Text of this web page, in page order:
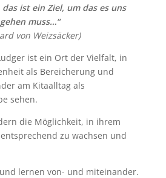
ist ein Ziel, um das es uns
gehen muss…“
von Weizsäcker)
ist ein Ort der Vielfalt, in
als Bereicherung und
am Kitaalltag als
sehen.
die Möglichkeit, in ihrem
zu wachsen und
lernen von- und miteinander.